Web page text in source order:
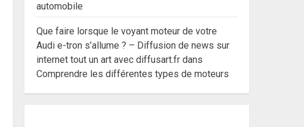
automobile
Que faire lorsque le voyant moteur de votre
Audi e-tron s’allume ? – Diffusion de news sur
internet tout un art avec diffusart.fr dans
Comprendre les différentes types de moteurs